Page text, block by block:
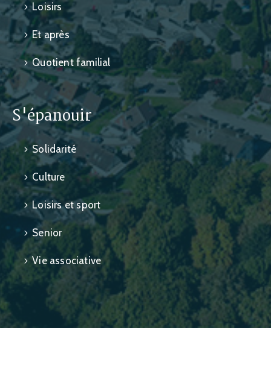
Loisirs
Et après
Quotient familial
S'épanouir
Solidarité
Culture
Loisirs et sport
Senior
Vie associative